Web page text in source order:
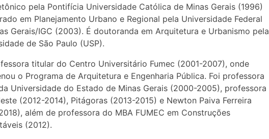
pela Pontifícia Universidade Católica de Minas Gerais (1996)
em Planejamento Urbano e Regional pela Universidade Federal
Gerais/IGC (2003). É doutoranda em Arquitetura e Urbanismo pela
de São Paulo (USP).
titular do Centro Universitário Fumec (2001-2007), onde
o Programa de Arquitetura e Engenharia Pública. Foi professora
Universidade do Estado de Minas Gerais (2000-2005), professora
(2012-2014), Pitágoras (2013-2015) e Newton Paiva Ferreira
além de professora do MBA FUMEC em Construções
(2012).